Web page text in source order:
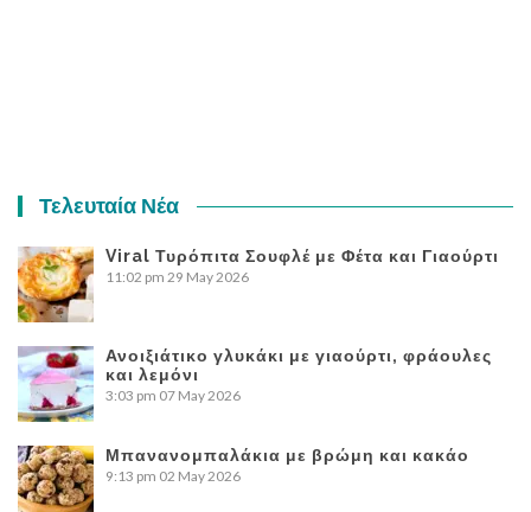
Τελευταία Νέα
Viral Τυρόπιτα Σουφλέ με Φέτα και Γιαούρτι
11:02 pm 29 May 2026
Ανοιξιάτικο γλυκάκι με γιαούρτι, φράουλες
και λεμόνι
3:03 pm 07 May 2026
Μπανανομπαλάκια με βρώμη και κακάο
9:13 pm 02 May 2026